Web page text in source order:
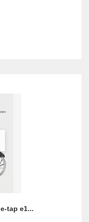
tap e1...